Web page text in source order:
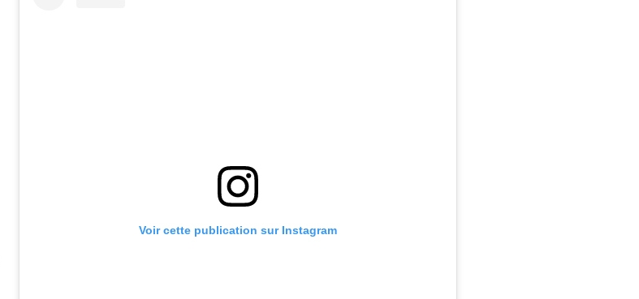
Voir cette publication sur Instagram